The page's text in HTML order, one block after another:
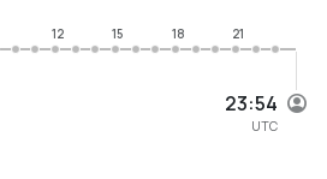
23:54
UTC
12 15 18 21